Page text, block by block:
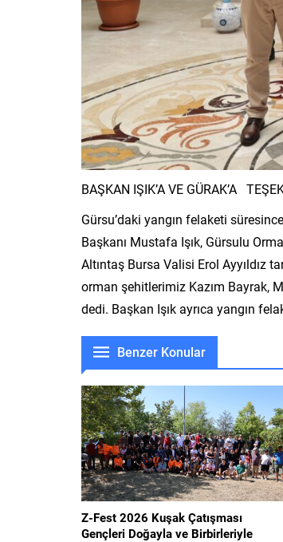
BAŞKAN IŞIK’A VE GÜRAK’A
Gürsu’daki yangın felaketi
Başkanı Mustafa Işık, Gürsulu
Altıntaş Bursa Valisi Erol Ayyıldız
orman şehitlerimiz Kazım Bayrak,
dedi. Başkan Işık ayrıca yangın
Benzer Konular
Z-Fest 2026 Kuşak Çatışması
Gençleri Doğayla ve Birbirleriyle